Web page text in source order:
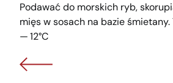
Podawać do morskich ryb,
mięs w sosach na bazie
— 12°C